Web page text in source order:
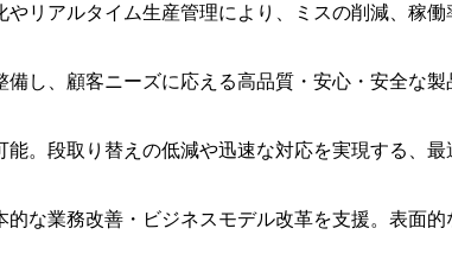
リアルタイム生産管理により、ミスの削減、稼働
し、顧客ニーズに応える高品質・安心・安全な製
。段取り替えの低減や迅速な対応を実現する、最
な業務改善・ビジネスモデル改革を支援。表面